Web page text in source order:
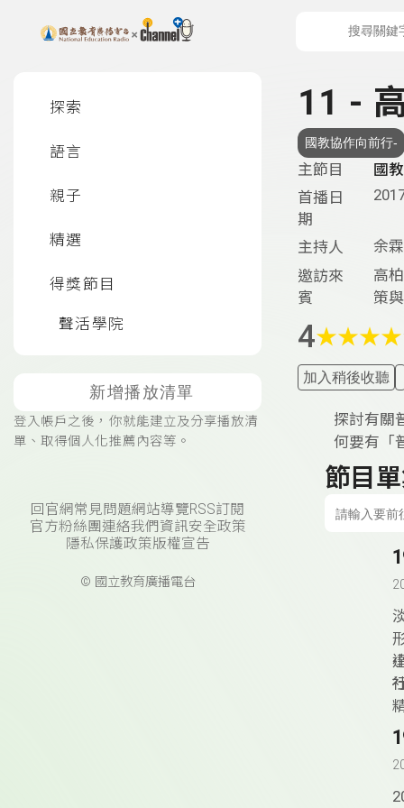
上方功能區塊
探索
語言
親子
精選
得獎節目
聲活學院
新增播放清單
登入帳戶之後，你就能建立及分享播放清
單、取得個人化推薦內容等。
回官網常見問題網站導覽RSS訂閱
官方粉絲團連絡我們 資訊安全政策
隱私保護政策版權宣告
© 國立教育廣播電台
11 -
國教協作向前行-
主節目
國
首播日
期
主持人
余
邀訪來
賓
高
策
4★★★★
加入稍後收聽
探討有關
何要有「
節目